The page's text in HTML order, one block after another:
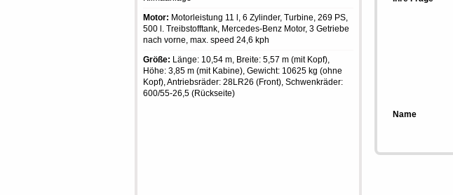
Motor: Motorleistung 11 l, 6 Zylinder, Turbine, 269 PS,
500 l. Treibstofftank, Mercedes-Benz Motor, 3 Getriebe
nach vorne, max. speed 24,6 kph
Größe: Länge: 10,54 m, Breite: 5,57 m (mit Kopf),
Höhe: 3,85 m (mit Kabine), Gewicht: 10625 kg (ohne
Kopf), Antriebsräder: 28LR26 (Front), Schwenkräder:
600/55-26,5 (Rückseite)
Name